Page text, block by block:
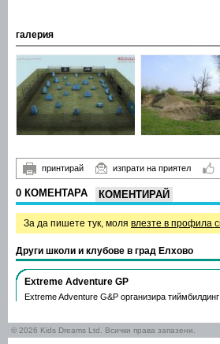
галерия
принтирай изпрати на приятел
0 КОМЕНТАРА КОМЕНТИРАЙ
За да пишете тук, моля влезте в профила
Други школи и клубове в град Елхово
Extreme Adventure GP
Extreme Adventure G&P организира
© 2026 Kids Dreams Ltd. Всички права запазени.